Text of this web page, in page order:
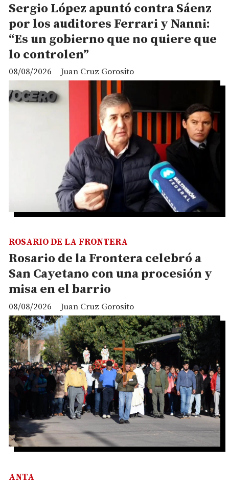
Sergio López apuntó contra Sáenz
por los auditores Ferrari y Nanni:
“Es un gobierno que no quiere que
lo controlen”
Juan Cruz Gorosito
08/08/2026
Rosario de la Frontera celebró a
San Cayetano con una procesión y
misa en el barrio
Juan Cruz Gorosito
ROSARIO DE LA FRONTERA
08/08/2026
ANTA